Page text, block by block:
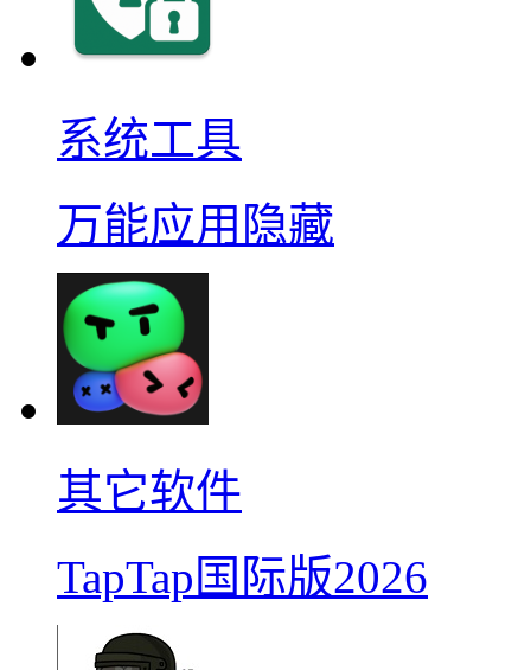
系统工具
万能应用隐藏
其它软件
TapTap国际版2026